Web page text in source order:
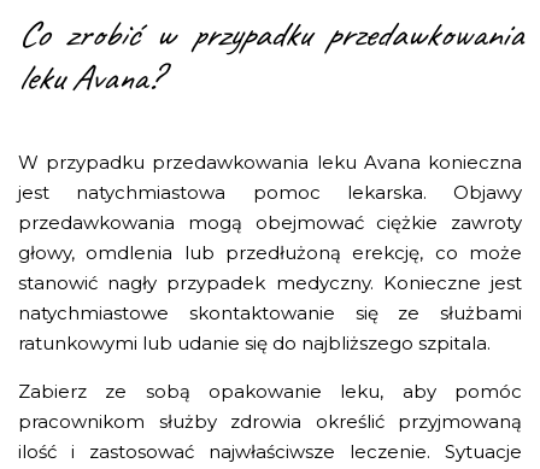
Co zrobić w przypadku przedawkowania
leku Avana?
W przypadku przedawkowania leku Avana konieczna
jest natychmiastowa pomoc lekarska. Objawy
przedawkowania mogą obejmować ciężkie zawroty
głowy, omdlenia lub przedłużoną erekcję, co może
stanowić nagły przypadek medyczny. Konieczne jest
natychmiastowe skontaktowanie się ze służbami
ratunkowymi lub udanie się do najbliższego szpitala.
Zabierz ze sobą opakowanie leku, aby pomóc
pracownikom służby zdrowia określić przyjmowaną
ilość i zastosować najwłaściwsze leczenie. Sytuacje